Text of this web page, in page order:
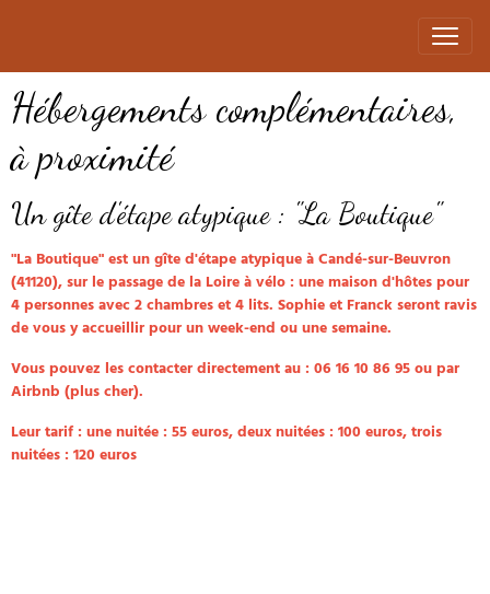
Hébergements complémentaires,
à proximité
Un gîte d'étape atypique : "La Boutique"
"La Boutique" est un gîte d'étape atypique à Candé-sur-Beuvron
(41120), sur le passage de la Loire à vélo : une maison d'hôtes pour
4 personnes avec 2 chambres et 4 lits. Sophie et Franck seront ravis
de vous y accueillir pour un week-end ou une semaine.
Vous pouvez les contacter directement au : 06 16 10 86 95 ou par
Airbnb (plus cher).
Leur tarif : une nuitée : 55 euros, deux nuitées : 100 euros, trois
nuitées : 120 euros